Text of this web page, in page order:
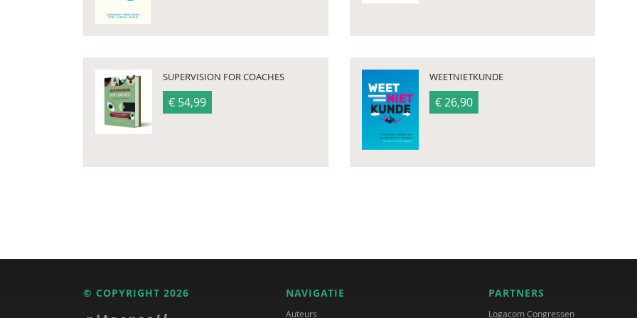
SUPERVISION FOR COACHES
€ 54,99
WEETNIETKUNDE
€ 26,90
© COPYRIGHT 2026 NAVIGATIE
Auteurs
PARTNERS
Logacom Congressen